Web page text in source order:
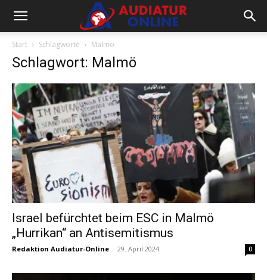
Start Schlagworte Malmö
Schlagwort: Malmö
Israel befürchtet beim ESC in Malmö
„Hurrikan“ an Antisemitismus
Redaktion Audiatur-Online - 29. April 2024 0